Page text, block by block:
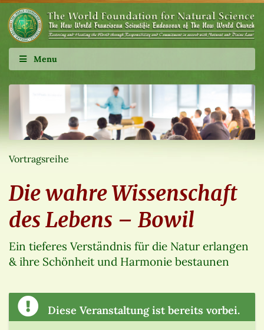
Menu
Vortragsreihe
Die wahre Wissenschaft
des Lebens – Bowil
Ein tieferes Verständnis für die Natur erlangen
& ihre Schönheit und Harmonie bestaunen
Diese Veranstaltung ist bereits vorbei.